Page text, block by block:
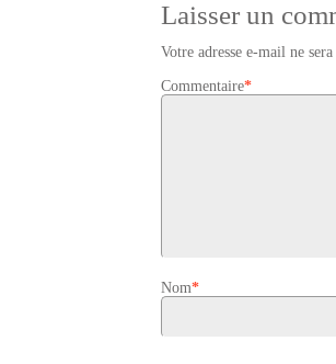
Laisser un
Votre adresse e-mail ne sera
Commentaire*
Nom*